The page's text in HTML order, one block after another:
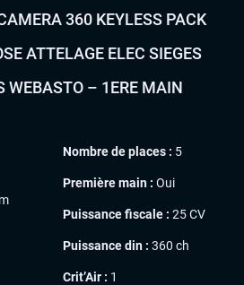
360 KEYLESS PACK
ATTELAGE ELEC SIEGES
WEBASTO – 1ERE MAIN
Nombre de places : 5
Première main : Oui
Puissance fiscale : 25 CV
Puissance din : 360 ch
Crit’Air : 1